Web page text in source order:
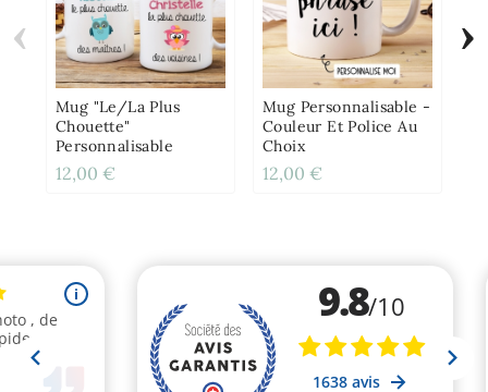
Mug "Le/La Plus
Chouette"
Personnalisable
12,00 €
Mug Personnalisable -
Couleur Et Police Au
Choix
12,00 €
‹ ›